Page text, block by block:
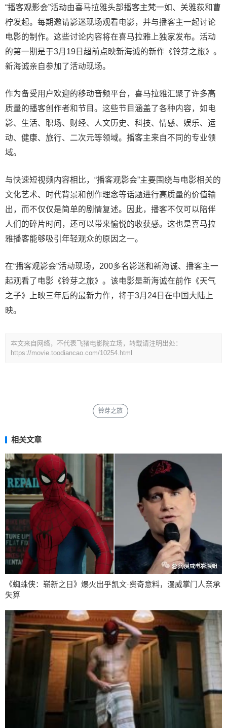
“播客观影会”活动由喜马拉雅头部播客主梵一如、关雅荻和曹
柠发起。每期邀请影迷现场观看电影，并与播客主一起讨论
电影的制作。这些讨论内容将在喜马拉雅上独家发布。活动
的第一期是于3月19日超前点映新海诚的新作《铃芽之旅》。
新海诚亲自参加了活动现场。
作为备受用户欢迎的移动音频平台，喜马拉雅汇聚了许多高
质量的播客创作者和节目。这些节目涵盖了各种内容，如电
影、生活、职场、财经、人文历史、科技、情感、娱乐、运
动、健康、旅行、二次元等领域。播客主来自不同的专业领
域。
与快速短视频内容相比，“播客观影会”主要围绕与电影相关的
文化艺术、时代背景和创作理念等话题进行高质量的价值输
出，而不仅仅是简单的剧情复述。因此，播客不仅可以陪伴
人们的碎片时间，还可以带来愉悦的收获感。这也是喜马拉
雅播客能够吸引年轻观众的原因之一。
在“播客观影会”活动现场，200多名影迷和新海诚、播客主一
起观看了电影《铃芽之旅》。该电影是新海诚在前作《天气
之子》上映三年后的最新力作，将于3月24日在中国大陆上
映。
本文来自网络，不代表飞猪电影院立场，转载请注明出处：
https://movie.toodiancao.com/10254.html
铃芽之旅
相关文章
《蜘蛛侠：崭新之日》爆火出乎凯文·费奇意料，漫威掌门人亲承
失算